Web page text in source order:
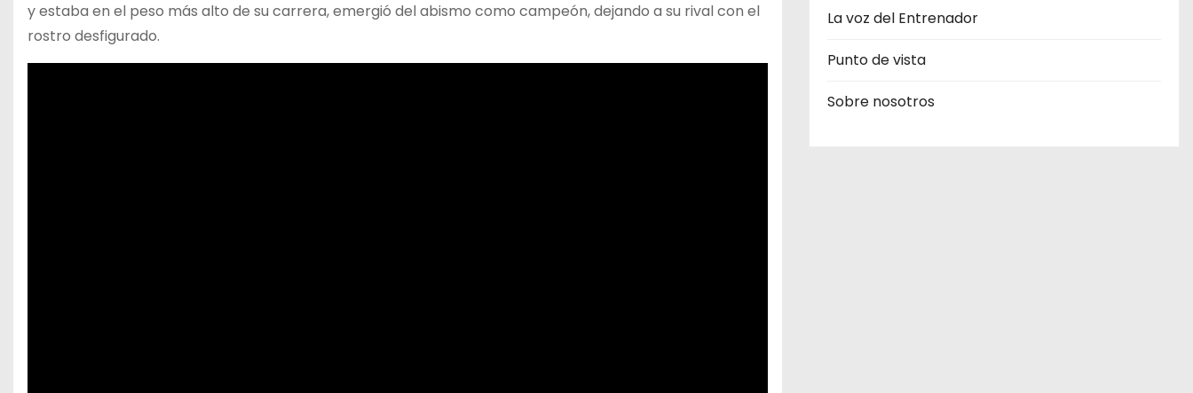
y estaba en el peso más alto de su carrera, emergió del abismo como campeón, dejando a su rival con el
rostro desfigurado.
La voz del Entrenador
Punto de vista
Sobre nosotros